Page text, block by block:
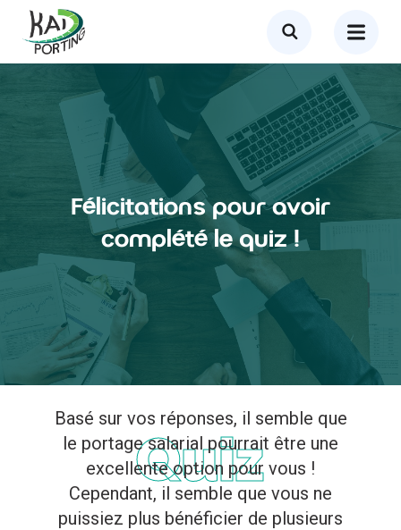
Quiz
Félicitations pour avoir
complété le quiz !
Basé sur vos réponses, il semble que
le portage salarial pourrait être une
excellente option pour vous !
Cependant, il semble que vous ne
puissiez plus bénéficier de plusieurs